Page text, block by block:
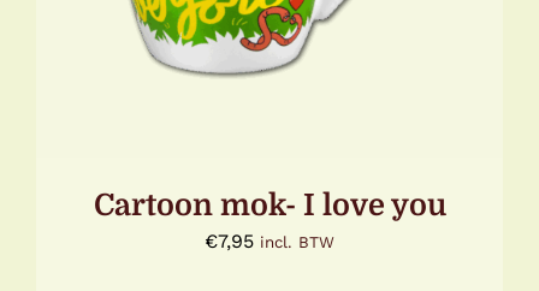
Cartoon mok- I love you
€7,95 incl. BTW